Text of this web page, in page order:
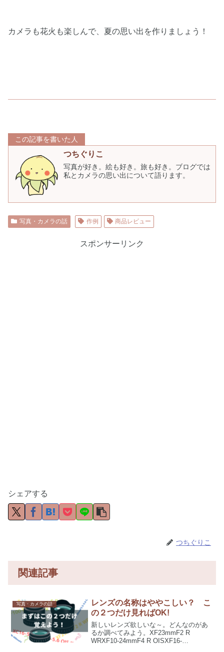
カメラも花火も楽しんで、夏の思い出を作りましょう！
この記事を書いた人
つちぐりこ
写真が好き。絵も好き。旅も好き。ブログでは
私とカメラの思い出について語ります。
写真・カメラの話 作例 商品レビュー
スポンサーリンク
シェアする
つちぐりこ
関連記事
写真・カメラの話
レンズの名称はややこしい？ こ
の２つだけ見ればOK!
新しいレンズ欲しいな～。どんなのがあ
るか調べてみよう。XF23mmF2 R
WRXF10-24mmF4 R OISXF16-